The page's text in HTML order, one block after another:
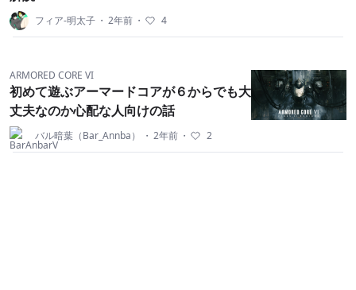
フィア-明太子 ・ 2年前 ・ 4
ARMORED CORE VI
初めて遊ぶアーマードコアが６からでも大
丈夫なのか心配な人向けの話
バル暗葉（Bar_Annba） ・ 2年前 ・ 2